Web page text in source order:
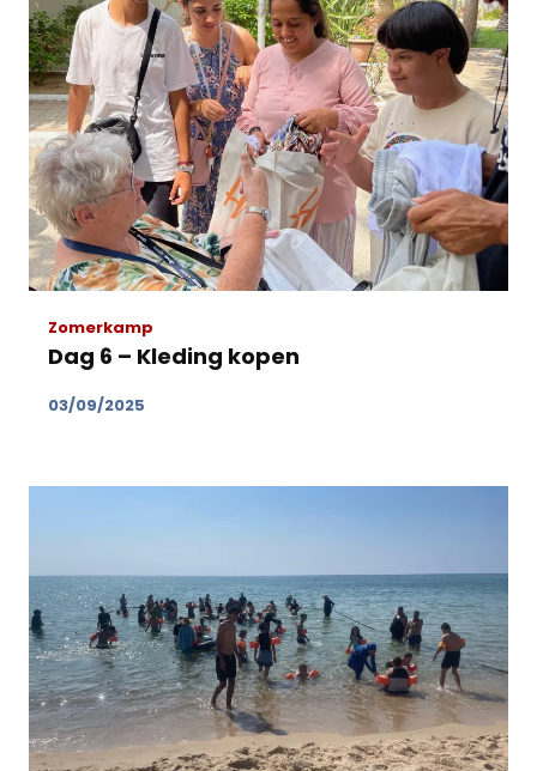
Zomerkamp
Dag 6 – Kleding kopen
03/09/2025